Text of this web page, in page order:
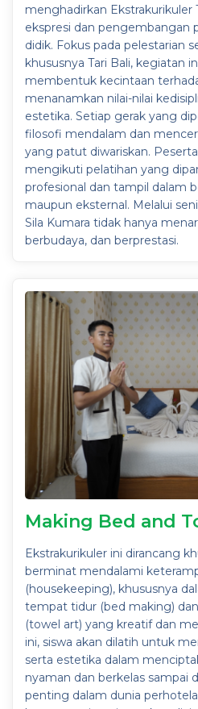
menghadirkan Ekstrakurikuler
ekspresi dan pengembangan
didik. Fokus pada pelestarian
khususnya Tari Bali, kegiatan
membentuk kecintaan
menanamkan nilai-nilai
estetika. Setiap gerak yang
filosofi mendalam dan
yang patut diwariskan.
mengikuti pelatihan yang
profesional dan tampil dalam
maupun eksternal. Melalui
Sila Kumara tidak hanya
berbudaya, dan berprestasi.
Making Bed and
Ekstrakurikuler ini dirancang
berminat mendalami
(housekeeping), khususnya
tempat tidur (bed making)
(towel art) yang kreatif dan
ini, siswa akan dilatih untuk
serta estetika dalam
nyaman dan berkelas sampai
penting dalam dunia